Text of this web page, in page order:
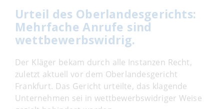
Urteil des Oberlandesgerichts:
Mehrfache Anrufe sind
wettbewerbswidrig.
Der Kläger bekam durch alle Instanzen Recht,
zuletzt aktuell vor dem Oberlandesgericht
Frankfurt. Das Gericht urteilte, das klagende
Unternehmen sei in wettbewerbswidriger Weise